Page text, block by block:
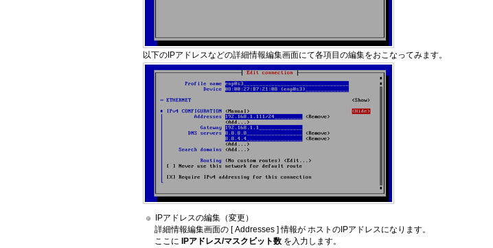
以下のIPアドレスなどの詳細情報編集画面にて各項目の編集をおこなってみます。
IPアドレスの編集（変更）
詳細情報編集画面の [ Addresses ] 情報が ホストのIPアドレスになります。
ここに
IPアドレス/マスクビット数 を入力します。